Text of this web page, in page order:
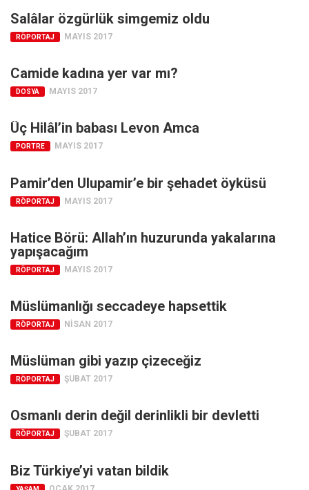
Türkiye
Dünya
Avrupa
Amerika
Avustralya
Tarih
Düşünce
Dosyalar
Salâlar özgürlük simgemiz oldu
RÖPORTAJ MAYIS 2017
Camide kadına yer var mı?
DOSYA MAYIS 2017
Üç Hilâl’in babası Levon Amca
PORTRE MAYIS 2017
Pamir’den Ulupamir’e bir şehadet öyküsü
RÖPORTAJ MAYIS 2017
Hatice Börü: Allah’ın huzurunda yakalarına
yapışacağım
RÖPORTAJ MAYIS 2017
Müslümanlığı seccadeye hapsettik
RÖPORTAJ NISAN 2017
Müslüman gibi yazıp çizeceğiz
RÖPORTAJ ŞUBAT 2017
Osmanlı derin değil derinlikli bir devletti
RÖPORTAJ ŞUBAT 2017
Biz Türkiye’yi vatan bildik